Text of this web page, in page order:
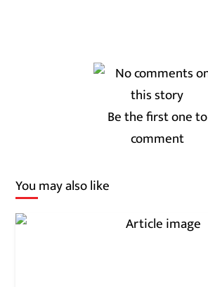
Be the first one to
comment
You may also like